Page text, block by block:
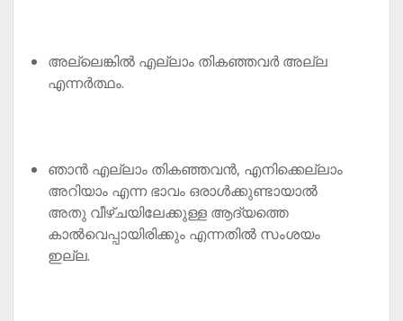
അല്ലെങ്കിൽ എല്ലാം തികഞ്ഞവർ അല്ല
എന്നർത്ഥം.
ഞാൻ എല്ലാം തികഞ്ഞവൻ, എനിക്കെല്ലാം
അറിയാം എന്ന ഭാവം ഒരാൾക്കുണ്ടായാൽ
അതു വീഴ്ചയിലേക്കുള്ള ആദ്യത്തെ
കാൽവെപ്പായിരിക്കും എന്നതിൽ സംശയം
ഇല്ല.